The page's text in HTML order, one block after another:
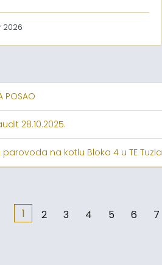
2026
POSAO
28.10.2025.
na kotlu Bloka 4 u TE Tuzla
1 2 3 4 5 6 7